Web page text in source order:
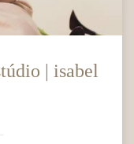
| isabel